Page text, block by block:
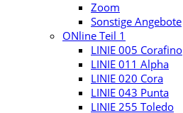
Zoom
Sonstige Angebote
ONline Teil 1
LINIE 005 Corafino
LINIE 011 Alpha
LINIE 020 Cora
LINIE 043 Punta
LINIE 255 Toledo